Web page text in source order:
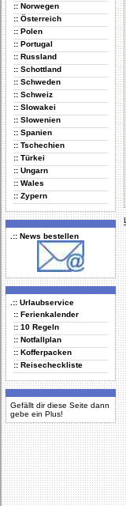
:: Norwegen
:: Österreich
:: Polen
:: Portugal
:: Russland
:: Schottland
:: Schweden
:: Schweiz
:: Slowakei
:: Slowenien
:: Spanien
:: Tschechien
:: Türkei
:: Ungarn
:: Wales
:: Zypern
.:: News bestellen
.:: Urlaubservice
:: Ferienkalender
:: 10 Regeln
:: Notfallplan
:: Kofferpacken
:: Reisecheckliste
Gefällt dir diese Seite dann
gebe ein Plus!